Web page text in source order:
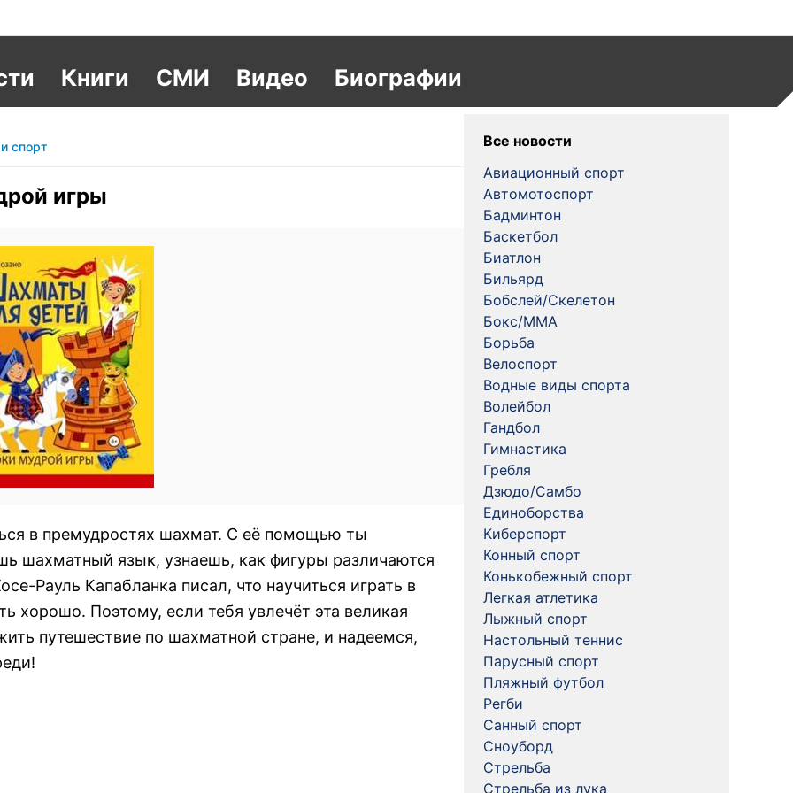
Книги СМИ Видео Биографии
спорт
игры
в премудростях шахмат. С её помощью ты
шахматный язык, узнаешь, как фигуры различаются
Рауль Капабланка писал, что научиться играть в
хорошо. Поэтому, если тебя увлечёт эта великая
путешествие по шахматной стране, и надеемся,
Все новости
Авиационный спорт
Автомотоспорт
Бадминтон
Баскетбол
Биатлон
Бильярд
Бобслей/Скелетон
Бокс/MMA
Борьба
Велоспорт
Водные виды спорта
Волейбол
Гандбол
Гимнастика
Гребля
Дзюдо/Самбо
Единоборства
Киберспорт
Конный спорт
Конькобежный спорт
Легкая атлетика
Лыжный спорт
Настольный теннис
Парусный спорт
Пляжный футбол
Регби
Санный спорт
Сноуборд
Стрельба
Стрельба из лука